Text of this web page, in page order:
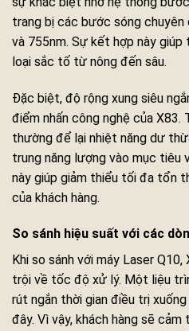
trang bị các bước sóng chuyên
và 755nm. Sự kết hợp này
loại sắc tố từ nông đến sâu.
Đặc biệt, độ rộng xung siêu
điểm nhấn công nghệ của X83.
thường để lại nhiệt năng dư
trung năng lượng vào mục tiêu
này giúp giảm thiểu tối đa tổn
của khách hàng.
So sánh hiệu suất với các
Khi so sánh với máy Laser
trội về tốc độ xử lý. Một liệu
rút ngắn thời gian điều trị
đây. Vì vậy, khách hàng sẽ